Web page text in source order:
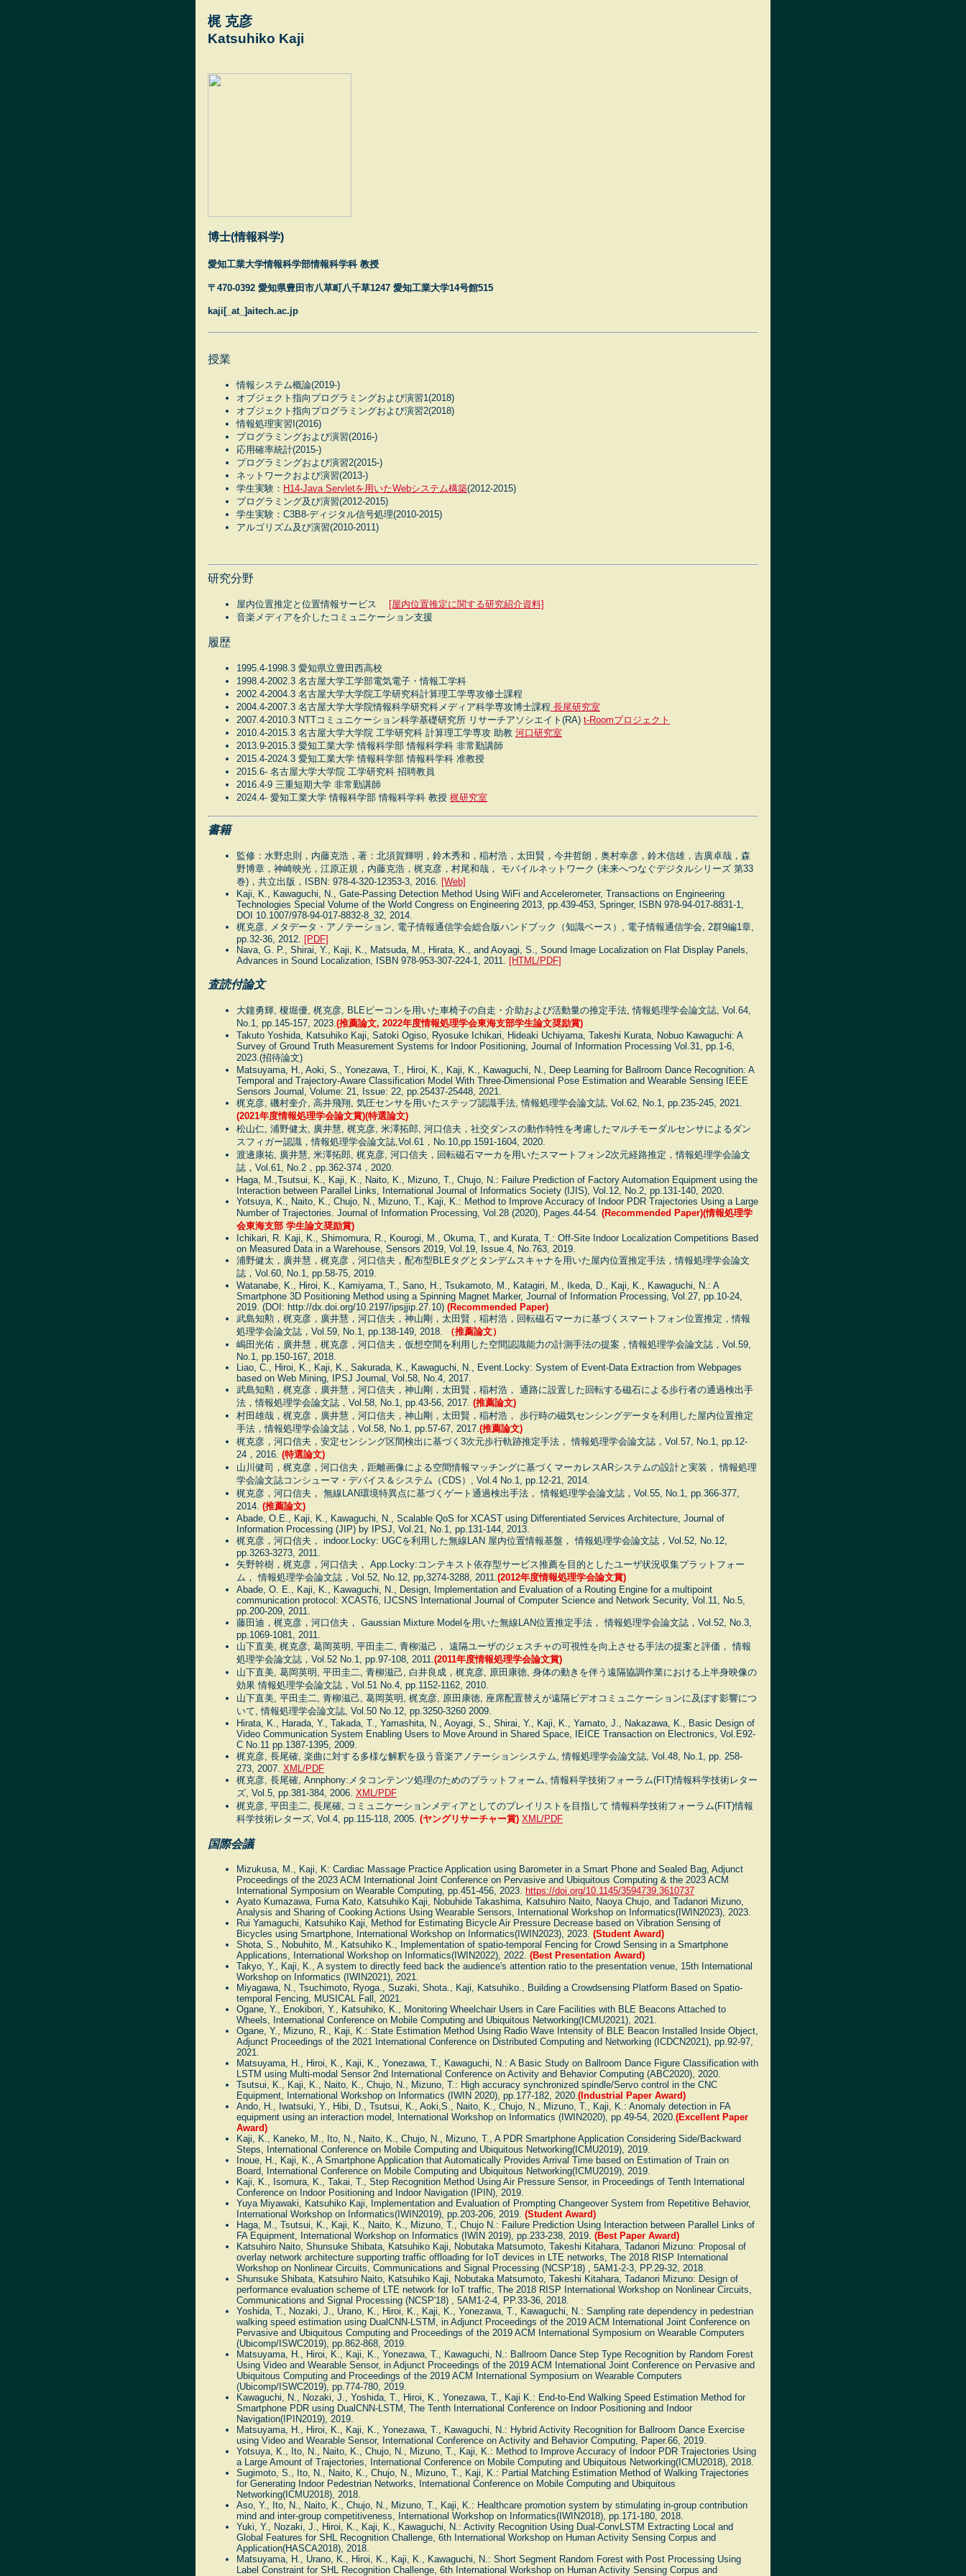
梶 克彦
Katsuhiko Kaji
博士(情報科学)
愛知工業大学情報科学部情報科学科 教授
〒470-0392 愛知県豊田市八草町八千草1247 愛知工業大学14号館515
kaji[_at_]aitech.ac.jp
授業
情報システム概論(2019-)
オブジェクト指向プログラミングおよび演習1(2018)
オブジェクト指向プログラミングおよび演習2(2018)
情報処理実習I(2016)
プログラミングおよび演習(2016-)
応用確率統計(2015-)
プログラミングおよび演習2(2015-)
ネットワークおよび演習(2013-)
学生実験： H14-Java Servletを用いたWebシステム構築(2012-2015)
プログラミング及び演習(2012-2015)
学生実験：C3B8-ディジタル信号処理(2010-2015)
アルゴリズム及び演習(2010-2011)
研究分野
屋内位置推定と位置情報サービス
[屋内位置推定に関する研究紹介資料]
音楽メディアを介したコミュニケーション支援
履歴
1995.4-1998.3 愛知県立豊田西高校
1998.4-2002.3 名古屋大学工学部電気電子・情報工学科
2002.4-2004.3 名古屋大学大学院工学研究科計算理工学専攻修士課程
2004.4-2007.3 名古屋大学大学院情報科学研究科メディア科学専攻博士課程 長尾研究室
2007.4-2010.3 NTTコミュニケーション科学基礎研究所 リサーチアソシエイト(RA) t-Roomプロジェクト
2010.4-2015.3 名古屋大学大学院 工学研究科 計算理工学専攻 助教 河口研究室
2013.9-2015.3 愛知工業大学 情報科学部 情報科学科 非常勤講師
2015.4-2024.3 愛知工業大学 情報科学部 情報科学科 准教授
2015.6- 名古屋大学大学院 工学研究科 招聘教員
2016.4-9 三重短期大学 非常勤講師
2024.4- 愛知工業大学 情報科学部 情報科学科 教授 梶研究室
書籍
監修：水野忠則，内藤克浩，著：北須賀輝明，鈴木秀和，稲村浩，太田賢，今井哲朗，奥村幸彦，鈴木信雄，吉廣卓哉，森
野博章，神崎映光，江原正規，内藤克浩，梶克彦，村尾和哉， モバイルネットワーク (未来へつなぐデジタルシリーズ 第33
巻)，共立出版，ISBN: 978-4-320-12353-3, 2016. [Web]
Kaji, K., Kawaguchi, N., Gate-Passing Detection Method Using WiFi and Accelerometer, Transactions on Engineering
Technologies Special Volume of the World Congress on Engineering 2013, pp.439-453, Springer, ISBN 978-94-017-8831-1,
DOI 10.1007/978-94-017-8832-8_32, 2014.
梶克彦, メタデータ・アノテーション, 電子情報通信学会総合版ハンドブック（知識ベース）, 電子情報通信学会, 2群9編1章,
pp.32-36, 2012. [PDF]
Nava, G. P., Shirai, Y., Kaji, K., Matsuda, M., Hirata, K., and Aoyagi, S., Sound Image Localization on Flat Display Panels,
Advances in Sound Localization, ISBN 978-953-307-224-1, 2011. [HTML/PDF]
査読付論文
大鐘勇輝, 榎堀優, 梶克彦, BLEビーコンを用いた車椅子の自走・介助および活動量の推定手法, 情報処理学会論文誌, Vol.64,
No.1, pp.145-157, 2023.(推薦論文, 2022年度情報処理学会東海支部学生論文奨励賞)
Takuto Yoshida, Katsuhiko Kaji, Satoki Ogiso, Ryosuke Ichikari, Hideaki Uchiyama, Takeshi Kurata, Nobuo Kawaguchi: A
Survey of Ground Truth Measurement Systems for Indoor Positioning, Journal of Information Processing Vol.31, pp.1-6,
2023.(招待論文)
Matsuyama, H., Aoki, S., Yonezawa, T., Hiroi, K., Kaji, K., Kawaguchi, N., Deep Learning for Ballroom Dance Recognition: A
Temporal and Trajectory-Aware Classification Model With Three-Dimensional Pose Estimation and Wearable Sensing IEEE
Sensors Journal, Volume: 21, Issue: 22, pp.25437-25448, 2021.
梶克彦, 磯村奎介, 高井飛翔, 気圧センサを用いたステップ認識手法, 情報処理学会論文誌, Vol.62, No.1, pp.235-245, 2021.
(2021年度情報処理学会論文賞)(特選論文)
松山仁, 浦野健太, 廣井慧, 梶克彦, 米澤拓郎, 河口信夫，社交ダンスの動作特性を考慮したマルチモーダルセンサによるダン
スフィガー認識，情報処理学会論文誌,Vol.61，No.10,pp.1591-1604, 2020.
渡邊康祐, 廣井慧, 米澤拓郎, 梶克彦, 河口信夫，回転磁石マーカを用いたスマートフォン2次元経路推定，情報処理学会論文
誌，Vol.61, No.2，pp.362-374，2020.
Haga, M.,Tsutsui, K., Kaji, K., Naito, K., Mizuno, T., Chujo, N.: Failure Prediction of Factory Automation Equipment using the
Interaction between Parallel Links, International Journal of Informatics Society (IJIS), Vol.12, No.2, pp.131-140, 2020.
Yotsuya, K., Naito, K., Chujo, N., Mizuno, T., Kaji, K.: Method to Improve Accuracy of Indoor PDR Trajectories Using a Large
Number of Trajectories. Journal of Information Processing, Vol.28 (2020), Pages.44-54. (Recommended Paper)(情報処理学
会東海支部 学生論文奨励賞)
Ichikari, R. Kaji, K., Shimomura, R., Kourogi, M., Okuma, T., and Kurata, T.: Off-Site Indoor Localization Competitions Based
on Measured Data in a Warehouse, Sensors 2019, Vol.19, Issue.4, No.763, 2019.
浦野健太，廣井慧，梶克彦，河口信夫，配布型BLEタグとタンデムスキャナを用いた屋内位置推定手法，情報処理学会論文
誌，Vol.60, No.1, pp.58-75, 2019.
Watanabe, K., Hiroi, K., Kamiyama, T., Sano, H., Tsukamoto, M., Katagiri, M., Ikeda, D., Kaji, K., Kawaguchi, N.: A
Smartphone 3D Positioning Method using a Spinning Magnet Marker, Journal of Information Processing, Vol.27, pp.10-24,
2019. (DOI: http://dx.doi.org/10.2197/ipsjjip.27.10) (Recommended Paper)
武島知勲，梶克彦，廣井慧，河口信夫，神山剛，太田賢，稲村浩，回転磁石マーカに基づくスマートフォン位置推定，情報
処理学会論文誌，Vol.59, No.1, pp.138-149, 2018.
（推薦論文）
嶋田光佑，廣井慧，梶克彦，河口信夫，仮想空間を利用した空間認識能力の計測手法の提案，情報処理学会論文誌，Vol.59,
No.1, pp.150-167, 2018.
Liao, C., Hiroi, K., Kaji, K., Sakurada, K., Kawaguchi, N., Event.Locky: System of Event-Data Extraction from Webpages
based on Web Mining, IPSJ Journal, Vol.58, No.4, 2017.
武島知勲，梶克彦，廣井慧，河口信夫，神山剛，太田賢，稲村浩， 通路に設置した回転する磁石による歩行者の通過検出手
法，情報処理学会論文誌，Vol.58, No.1, pp.43-56, 2017. (推薦論文)
村田雄哉，梶克彦，廣井慧，河口信夫，神山剛，太田賢，稲村浩， 歩行時の磁気センシングデータを利用した屋内位置推定
手法，情報処理学会論文誌，Vol.58, No.1, pp.57-67, 2017.(推薦論文)
梶克彦，河口信夫，安定センシング区間検出に基づく3次元歩行軌跡推定手法， 情報処理学会論文誌，Vol.57, No.1, pp.12-
24，2016. (特選論文)
山川健司，梶克彦，河口信夫，距離画像による空間情報マッチングに基づくマーカレスARシステムの設計と実装， 情報処理
学会論文誌コンシューマ・デバイス＆システム（CDS）, Vol.4 No.1, pp.12-21, 2014.
梶克彦，河口信夫， 無線LAN環境特異点に基づくゲート通過検出手法， 情報処理学会論文誌，Vol.55, No.1, pp.366-377,
2014. (推薦論文)
Abade, O.E., Kaji, K., Kawaguchi, N., Scalable QoS for XCAST using Differentiated Services Architecture, Journal of
Information Processing (JIP) by IPSJ, Vol.21, No.1, pp.131-144, 2013.
梶克彦，河口信夫， indoor.Locky: UGCを利用した無線LAN 屋内位置情報基盤， 情報処理学会論文誌，Vol.52, No.12,
pp.3263-3273, 2011.
矢野幹樹，梶克彦，河口信夫， App.Locky:コンテキスト依存型サービス推薦を目的としたユーザ状況収集プラットフォー
ム， 情報処理学会論文誌，Vol.52, No.12, pp,3274-3288, 2011.(2012年度情報処理学会論文賞)
Abade, O. E., Kaji, K., Kawaguchi, N., Design, Implementation and Evaluation of a Routing Engine for a multipoint
communication protocol: XCAST6, IJCSNS International Journal of Computer Science and Network Security, Vol.11, No.5,
pp.200-209, 2011.
藤田迪，梶克彦，河口信夫， Gaussian Mixture Modelを用いた無線LAN位置推定手法， 情報処理学会論文誌，Vol.52, No.3,
pp.1069-1081, 2011.
山下直美, 梶克彦, 葛岡英明, 平田圭二, 青柳滋己， 遠隔ユーザのジェスチャの可視性を向上させる手法の提案と評価， 情報
処理学会論文誌，Vol.52 No.1, pp.97-108, 2011.(2011年度情報処理学会論文賞)
山下直美, 葛岡英明, 平田圭二, 青柳滋己, 白井良成，梶克彦, 原田康徳, 身体の動きを伴う遠隔協調作業における上半身映像の
効果 情報処理学会論文誌，Vol.51 No.4, pp.1152-1162, 2010.
山下直美, 平田圭二, 青柳滋己, 葛岡英明, 梶克彦, 原田康徳, 座席配置替えが遠隔ビデオコミュニケーションに及ぼす影響につ
いて, 情報処理学会論文誌, Vol.50 No.12, pp.3250-3260 2009.
Hirata, K., Harada, Y., Takada, T., Yamashita, N., Aoyagi, S., Shirai, Y., Kaji, K., Yamato, J., Nakazawa, K., Basic Design of
Video Communication System Enabling Users to Move Around in Shared Space, IEICE Transaction on Electronics, Vol.E92-
C No.11 pp.1387-1395, 2009.
梶克彦, 長尾確, 楽曲に対する多様な解釈を扱う音楽アノテーションシステム, 情報処理学会論文誌, Vol.48, No.1, pp. 258-
273, 2007. XML/PDF
梶克彦, 長尾確, Annphony:メタコンテンツ処理のためのプラットフォーム, 情報科学技術フォーラム(FIT)情報科学技術レター
ズ, Vol.5, pp.381-384, 2006. XML/PDF
梶克彦, 平田圭二, 長尾確, コミュニケーションメディアとしてのプレイリストを目指して 情報科学技術フォーラム(FIT)情報
科学技術レターズ, Vol.4, pp.115-118, 2005. (ヤングリサーチャー賞) XML/PDF
国際会議
Mizukusa, M., Kaji, K: Cardiac Massage Practice Application using Barometer in a Smart Phone and Sealed Bag, Adjunct
Proceedings of the 2023 ACM International Joint Conference on Pervasive and Ubiquitous Computing & the 2023 ACM
International Symposium on Wearable Computing, pp.451-456, 2023. https://doi.org/10.1145/3594739.3610737
Ayato Kumazawa, Fuma Kato, Katsuhiko Kaji, Nobuhide Takashima, Katsuhiro Naito, Naoya Chujo, and Tadanori Mizuno,
Analysis and Sharing of Cooking Actions Using Wearable Sensors, International Workshop on Informatics(IWIN2023), 2023.
Rui Yamaguchi, Katsuhiko Kaji, Method for Estimating Bicycle Air Pressure Decrease based on Vibration Sensing of
Bicycles using Smartphone, International Workshop on Informatics(IWIN2023), 2023. (Student Award)
Shota, S., Nobuhito, M., Katsuhiko K., Implementation of spatio-temporal Fencing for Crowd Sensing in a Smartphone
Applications, International Workshop on Informatics(IWIN2022), 2022. (Best Presentation Award)
Takyo, Y., Kaji, K., A system to directly feed back the audience's attention ratio to the presentation venue, 15th International
Workshop on Informatics (IWIN2021), 2021.
Miyagawa, N., Tsuchimoto, Ryoga., Suzaki, Shota., Kaji, Katsuhiko., Building a Crowdsensing Platform Based on Spatio-
temporal Fencing, MUSICAL Fall, 2021.
Ogane, Y., Enokibori, Y., Katsuhiko, K., Monitoring Wheelchair Users in Care Facilities with BLE Beacons Attached to
Wheels, International Conference on Mobile Computing and Ubiquitous Networking(ICMU2021), 2021.
Ogane, Y., Mizuno, R., Kaji, K.: State Estimation Method Using Radio Wave Intensity of BLE Beacon Installed Inside Object,
Adjunct Proceedings of the 2021 International Conference on Distributed Computing and Networking (ICDCN2021), pp.92-97,
2021.
Matsuyama, H., Hiroi, K., Kaji, K., Yonezawa, T., Kawaguchi, N.: A Basic Study on Ballroom Dance Figure Classification with
LSTM using Multi-modal Sensor 2nd International Conference on Activity and Behavior Computing (ABC2020), 2020.
Tsutsui, K., Kaji, K., Naito, K., Chujo, N., Mizuno, T.: High accuracy synchronized spindle/Servo control in the CNC
Equipment, International Workshop on Informatics (IWIN 2020), pp.177-182, 2020.(Industrial Paper Award)
Ando, H., Iwatsuki, Y., Hibi, D., Tsutsui, K., Aoki,S., Naito, K., Chujo, N., Mizuno, T., Kaji, K.: Anomaly detection in FA
equipment using an interaction model, International Workshop on Informatics (IWIN2020), pp.49-54, 2020.(Excellent Paper
Award)
Kaji, K., Kaneko, M., Ito, N., Naito, K., Chujo, N., Mizuno, T., A PDR Smartphone Application Considering Side/Backward
Steps, International Conference on Mobile Computing and Ubiquitous Networking(ICMU2019), 2019.
Inoue, H., Kaji, K., A Smartphone Application that Automatically Provides Arrival Time based on Estimation of Train on
Board, International Conference on Mobile Computing and Ubiquitous Networking(ICMU2019), 2019.
Kaji, K., Isomura, K., Takai, T., Step Recognition Method Using Air Pressure Sensor, in Proceedings of Tenth International
Conference on Indoor Positioning and Indoor Navigation (IPIN), 2019.
Yuya Miyawaki, Katsuhiko Kaji, Implementation and Evaluation of Prompting Changeover System from Repetitive Behavior,
International Workshop on Informatics(IWIN2019), pp.203-206, 2019. (Student Award)
Haga, M., Tsutsui, K., Kaji, K., Naito, K., Mizuno, T., Chujo N.: Failure Prediction Using Interaction between Parallel Links of
FA Equipment, International Workshop on Informatics (IWIN 2019), pp.233-238, 2019. (Best Paper Award)
Katsuhiro Naito, Shunsuke Shibata, Katsuhiko Kaji, Nobutaka Matsumoto, Takeshi Kitahara, Tadanori Mizuno: Proposal of
overlay network architecture supporting traffic offloading for IoT devices in LTE networks, The 2018 RISP International
Workshop on Nonlinear Circuits, Communications and Signal Processing (NCSP'18) , 5AM1-2-3, PP.29-32, 2018.
Shunsuke Shibata, Katsuhiro Naito, Katsuhiko Kaji, Nobutaka Matsumoto, Takeshi Kitahara, Tadanori Mizuno: Design of
performance evaluation scheme of LTE network for IoT traffic, The 2018 RISP International Workshop on Nonlinear Circuits,
Communications and Signal Processing (NCSP'18) , 5AM1-2-4, PP.33-36, 2018.
Yoshida, T., Nozaki, J., Urano, K., Hiroi, K., Kaji, K., Yonezawa, T., Kawaguchi, N.: Sampling rate dependency in pedestrian
walking speed estimation using DualCNN-LSTM, in Adjunct Proceedings of the 2019 ACM International Joint Conference on
Pervasive and Ubiquitous Computing and Proceedings of the 2019 ACM International Symposium on Wearable Computers
(Ubicomp/ISWC2019), pp.862-868, 2019.
Matsuyama, H., Hiroi, K., Kaji, K., Yonezawa, T., Kawaguchi, N.: Ballroom Dance Step Type Recognition by Random Forest
Using Video and Wearable Sensor, in Adjunct Proceedings of the 2019 ACM International Joint Conference on Pervasive and
Ubiquitous Computing and Proceedings of the 2019 ACM International Symposium on Wearable Computers
(Ubicomp/ISWC2019), pp.774-780, 2019.
Kawaguchi, N., Nozaki, J., Yoshida, T., Hiroi, K., Yonezawa, T., Kaji K.: End-to-End Walking Speed Estimation Method for
Smartphone PDR using DualCNN-LSTM, The Tenth International Conference on Indoor Positioning and Indoor
Navigation(IPIN2019), 2019.
Matsuyama, H., Hiroi, K., Kaji, K., Yonezawa, T., Kawaguchi, N.: Hybrid Activity Recognition for Ballroom Dance Exercise
using Video and Wearable Sensor, International Conference on Activity and Behavior Computing, Paper.66, 2019.
Yotsuya, K., Ito, N., Naito, K., Chujo, N., Mizuno, T., Kaji, K.: Method to Improve Accuracy of Indoor PDR Trajectories Using
a Large Amount of Trajectories, International Conference on Mobile Computing and Ubiquitous Networking(ICMU2018), 2018.
Sugimoto, S., Ito, N., Naito, K., Chujo, N., Mizuno, T., Kaji, K.: Partial Matching Estimation Method of Walking Trajectories
for Generating Indoor Pedestrian Networks, International Conference on Mobile Computing and Ubiquitous
Networking(ICMU2018), 2018.
Aso, Y., Ito, N., Naito, K., Chujo, N., Mizuno, T., Kaji, K.: Healthcare promotion system by stimulating in-group contribution
mind and inter-group competitiveness, International Workshop on Informatics(IWIN2018), pp.171-180, 2018.
Yuki, Y., Nozaki, J., Hiroi, K., Kaji, K., Kawaguchi, N.: Activity Recognition Using Dual-ConvLSTM Extracting Local and
Global Features for SHL Recognition Challenge, 6th International Workshop on Human Activity Sensing Corpus and
Application(HASCA2018), 2018.
Matsuyama, H., Urano, K., Hiroi, K., Kaji, K., Kawaguchi, N.: Short Segment Random Forest with Post Processing Using
Label Constraint for SHL Recognition Challenge, 6th International Workshop on Human Activity Sensing Corpus and